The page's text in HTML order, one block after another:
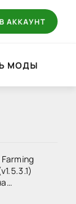
АККАУНТ
МОДЫ